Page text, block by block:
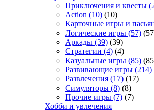
Приключения и квесты
Action (10) (10)
Карточные игры и
Логические игры (57)
Аркады (39) (39)
Стратегии (4) (4)
Казуальные игры (85)
Развивающие игры (214)
Развлечения (17) (17)
Симуляторы (8) (8)
Прочие игры (7) (7)
Хобби и увлечения